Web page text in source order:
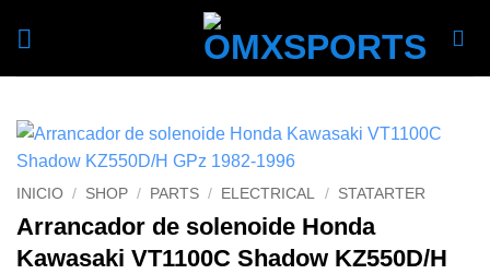
INICIO / SHOP / PARTS / ELECTRICAL / STATARTER
Arrancador de solenoide Honda
Kawasaki VT1100C Shadow KZ550D/H